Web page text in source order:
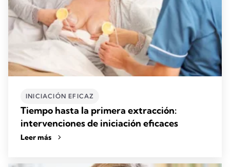
INICIACIÓN EFICAZ
Tiempo hasta la primera extracción:
intervenciones de iniciación eficaces
Leer más